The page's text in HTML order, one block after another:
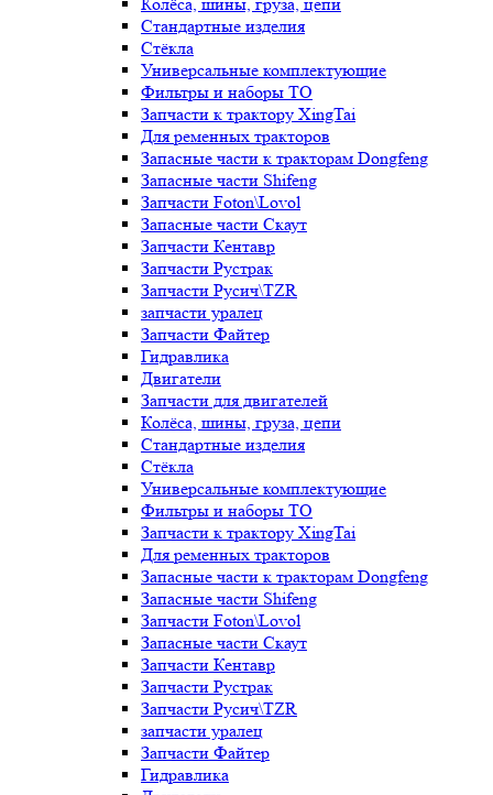
Стандартные изделия
Стёкла
Универсальные комплектующие
Фильтры и наборы ТО
Запчасти к трактору XingTai
Для ременных тракторов
Запасные части к тракторам Dongfeng
Запасные части Shifeng
Запчасти Foton\Lovol
Запасные части Скаут
Запчасти Кентавр
Запчасти Рустрак
Запчасти Русич\TZR
запчасти уралец
Запчасти Файтер
Гидравлика
Двигатели
Запчасти для двигателей
Колёса, шины, груза, цепи
Стандартные изделия
Стёкла
Универсальные комплектующие
Фильтры и наборы ТО
Запчасти к трактору XingTai
Для ременных тракторов
Запасные части к тракторам Dongfeng
Запасные части Shifeng
Запчасти Foton\Lovol
Запасные части Скаут
Запчасти Кентавр
Запчасти Рустрак
Запчасти Русич\TZR
запчасти уралец
Запчасти Файтер
Гидравлика